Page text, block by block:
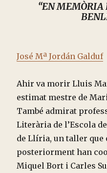
“EN MEMÒRIA
José Mª Jordán Galduf
Ahir va morir Lluis
estimat mestre de
També admirat
Literària de l’Escola
de Llíria, un taller que
posteriorment han
Miquel Bort i Carles